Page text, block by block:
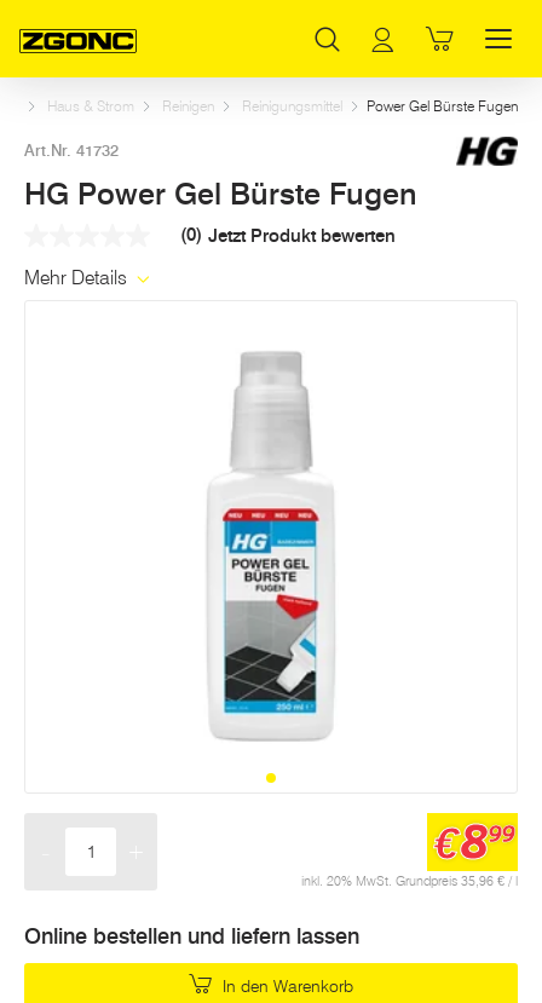
Haus & Strom Reinigen Reinigungsmittel Power Gel Bürste Fugen
Art.Nr. 41732
HG Power Gel Bürste Fugen
Link
(0) Jetzt Produkt bewerten
Mehr Details
inkl. 20% MwSt. Grundpreis 35,96 € / l
€899
Online bestellen und liefern lassen
In den Warenkorb